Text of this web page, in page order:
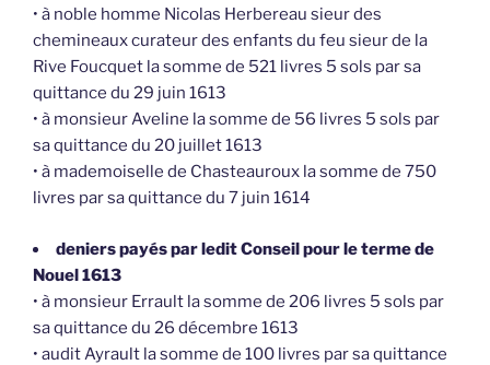
• à noble homme Nicolas Herbereau sieur des
chemineaux curateur des enfants du feu sieur de la
Rive Foucquet la somme de 521 livres 5 sols par sa
quittance du 29 juin 1613
• à monsieur Aveline la somme de 56 livres 5 sols par
sa quittance du 20 juillet 1613
• à mademoiselle de Chasteauroux la somme de 750
livres par sa quittance du 7 juin 1614
deniers payés par ledit Conseil pour le terme de
Nouel 1613
• à monsieur Errault la somme de 206 livres 5 sols par
sa quittance du 26 décembre 1613
• audit Ayrault la somme de 100 livres par sa quittance